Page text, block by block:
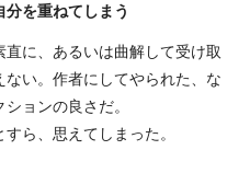
を重ねてしまう
に、あるいは曲解して受け取
い。作者にしてやられた、な
ョンの良さだ。
ら、思えてしまった。